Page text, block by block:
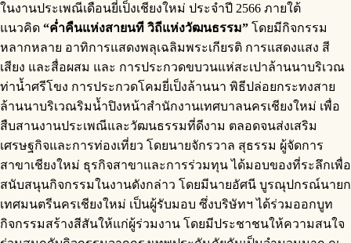
ในงานประเพณีเดือนยี่เป็งเชียงใหม่ ประจำปี 2566 ภายใต้
แนวคิด “ค่ำคืนแห่งสายนที วิถีแห่งวัฒนธรรม” โดยมีกิจกรรม
หลากหลาย อาทิการแสดงพลุเฉลิมพระเกียรติ การแสดงแสง สี
เสียง และสื่อผสม และ การประกวดขบวนแห่สะเปาล้านนาบริเวณ
ท่าน้ำศรีโขง การประกวดโคมยี่เป็งล้านนา พิธีปล่อยกระทงสาย
ล้านนาบริเวณริมน้ำปิงหน้าสำนักงานเทศบาลนครเชียงใหม่ เพื่อ
สืบสานงานประเพณีและวัฒนธรรมที่ดีงาม ตลอดจนส่งเสริม
เศรษฐกิจและการท่องเที่ยว โดยนายจักรวาล สุธรรม ผู้จัดการ
สาขาเชียงใหม่ ธุรกิจสาขาและการร่วมทุน ได้มอบของที่ระลึกเพื่อ
สนับสนุนกิจกรรมในงานดังกล่าว โดยมีนายอัศนี บูรณุปกรณ์นายก
เทศมนตรีนครเชียงใหม่ เป็นผู้รับมอบ ซึ่งบริษัทฯ ได้ร่วมออกบูท
กิจกรรมสร้างสีสันให้แก่ผู้ร่วมงาน โดยมีประชาชนให้ความสนใจ